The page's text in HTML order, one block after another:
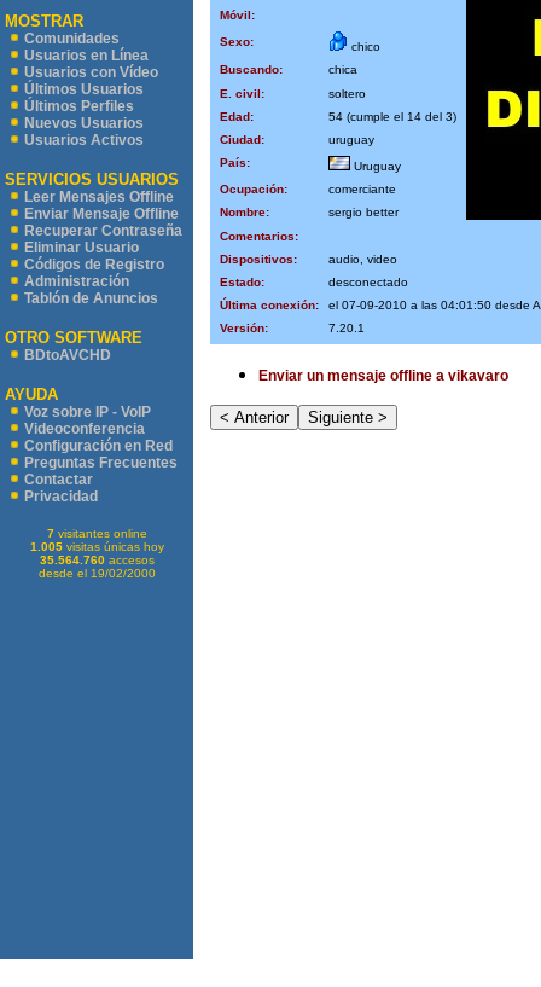
MOSTRAR
Comunidades
Usuarios en Línea
Usuarios con Vídeo
Últimos Usuarios
Últimos Perfiles
Nuevos Usuarios
Usuarios Activos
SERVICIOS USUARIOS
Leer Mensajes Offline
Enviar Mensaje Offline
Recuperar Contraseña
Eliminar Usuario
Códigos de Registro
Administración
Tablón de Anuncios
OTRO SOFTWARE
BDtoAVCHD
AYUDA
Voz sobre IP - VoIP
Videoconferencia
Configuración en Red
Preguntas Frecuentes
Contactar
Privacidad
7visitantes online
1.005visitas únicas hoy
35.564.760accesos
desde el 19/02/2000
Móvil:
Sexo:
chico
Buscando:
chica
E. civil:
soltero
Edad:
54 (cumple el 14 del 3)
Ciudad:
uruguay
País:
Uruguay
Ocupación:
comerciante
Nombre:
sergio better
Comentarios:
Dispositivos:
audio, video
Estado:
desconectado
Última conexión:
el 07-09-2010 a las 04:01:50 desde
Versión:
7.20.1
Enviar un mensaje offline a vikavaro